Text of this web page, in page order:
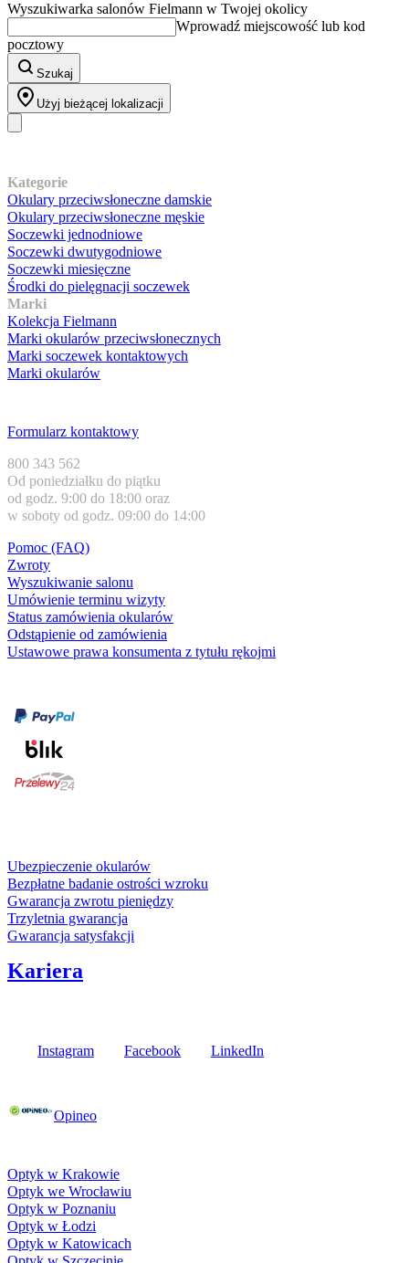
Wyszukiwarka salonów Fielmann w Twojej okolicy
Wprowadź miejscowość lub kod
pocztowy
Szukaj
Użyj bieżącej lokalizacji
Kategorie
Okulary przeciwsłoneczne damskie
Okulary przeciwsłoneczne męskie
Soczewki jednodniowe
Soczewki dwutygodniowe
Soczewki miesięczne
Środki do pielęgnacji soczewek
Marki
Kolekcja Fielmann
Marki okularów przeciwsłonecznych
Marki soczewek kontaktowych
Marki okularów
Formularz kontaktowy
800 343 562
Od poniedziałku do piątku
od godz. 9:00 do 18:00 oraz
w soboty od godz. 09:00 do 14:00
Pomoc (FAQ)
Zwroty
Wyszukiwanie salonu
Umówienie terminu wizyty
Status zamówienia okularów
Odstąpienie od zamówienia
Ustawowe prawa konsumenta z tytułu rękojmi
Ubezpieczenie okularów
Bezpłatne badanie ostrości wzroku
Gwarancja zwrotu pieniędzy
Trzyletnia gwarancja
Gwarancja satysfakcji
Kariera
Instagram Facebook LinkedIn
Opineo
Optyk w Krakowie
Optyk we Wrocławiu
Optyk w Poznaniu
Optyk w Łodzi
Optyk w Katowicach